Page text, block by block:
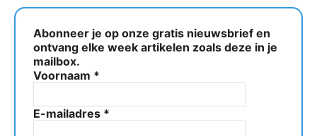
Abonneer je op onze gratis nieuwsbrief en
ontvang elke week artikelen zoals deze in je
mailbox.
Voornaam *
E-mailadres *